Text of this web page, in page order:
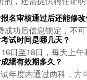
名审核通过后还能修改
功后信息锁定，不可
试时间是哪几天？
日至18日，每天上午
绩有效期多久？
年度内通过两科，方